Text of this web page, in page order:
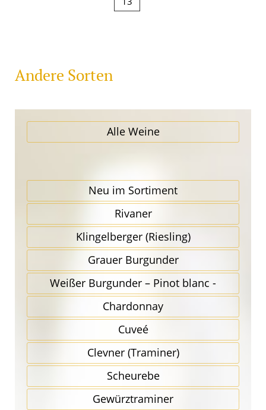
Andere Sorten
Alle Weine
Neu im Sortiment
Rivaner
Klingel­berger (Riesling)
Grauer Burgunder
Weißer Burgunder – Pinot blanc -
Chardonnay
Cuveé
Clevner (Traminer)
Scheurebe
Gewürz­traminer